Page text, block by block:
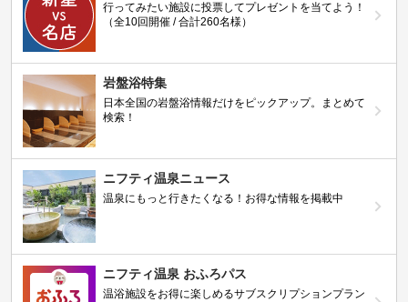
行ってみたい施設に投票してプレゼントを当てよう！
（全10回開催 / 合計260名様）
岩盤浴特集
日本全国の岩盤浴情報だけをピックアップ。まとめて
検索！
ニフティ温泉ニュース
温泉にもっと行きたくなる！お得な情報を掲載中
ニフティ温泉 おふろパス
温浴施設をお得に楽しめるサブスクリプションプラン